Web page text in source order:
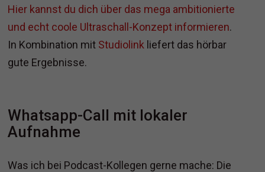
Hier kannst du dich über das mega ambitionierte
und echt coole Ultraschall-Konzept informieren.
In Kombination mit Studiolink liefert das hörbar
gute Ergebnisse.
Whatsapp-Call mit lokaler
Aufnahme
Was ich bei Podcast-Kollegen gerne mache: Die